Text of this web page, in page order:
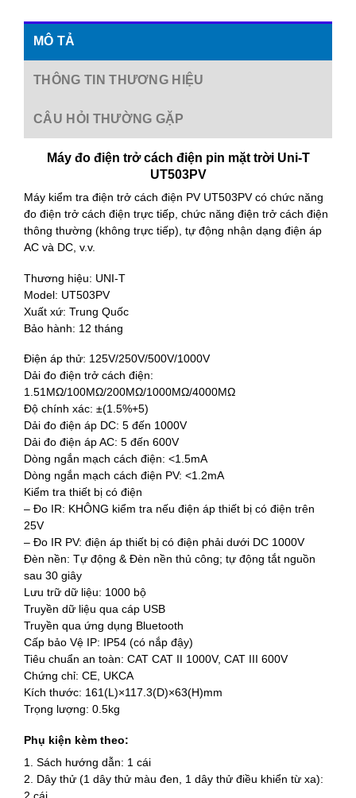
MÔ TẢ
THÔNG TIN THƯƠNG HIỆU
CÂU HỎI THƯỜNG GẶP
Máy đo điện trở cách điện pin mặt trời Uni-T
UT503PV
Máy kiểm tra điện trở cách điện PV UT503PV có chức năng
đo điện trở cách điện trực tiếp, chức năng điện trở cách điện
thông thường (không trực tiếp), tự động nhận dạng điện áp
AC và DC, v.v.
Thương hiệu: UNI-T
Model: UT503PV
Xuất xứ: Trung Quốc
Bảo hành: 12 tháng
Điện áp thử: 125V/250V/500V/1000V
Dải đo điện trở cách điện:
1.51MΩ/100MΩ/200MΩ/1000MΩ/4000MΩ
Độ chính xác: ±(1.5%+5)
Dải đo điện áp DC: 5 đến 1000V
Dải đo điện áp AC: 5 đến 600V
Dòng ngắn mạch cách điện: <1.5mA
Dòng ngắn mạch cách điện PV: <1.2mA
Kiểm tra thiết bị có điện
– Đo IR: KHÔNG kiểm tra nếu điện áp thiết bị có điện trên
25V
– Đo IR PV: điện áp thiết bị có điện phải dưới DC 1000V
Đèn nền: Tự động & Đèn nền thủ công; tự động tắt nguồn
sau 30 giây
Lưu trữ dữ liệu: 1000 bộ
Truyền dữ liệu qua cáp USB
Truyền qua ứng dụng Bluetooth
Cấp bảo Vệ IP: IP54 (có nắp đậy)
Tiêu chuẩn an toàn: CAT CAT II 1000V, CAT III 600V
Chứng chỉ: CE, UKCA
Kích thước: 161(L)×117.3(D)×63(H)mm
Trọng lượng: 0.5kg
Phụ kiện kèm theo:
1. Sách hướng dẫn: 1 cái
2. Dây thử (1 dây thử màu đen, 1 dây thử điều khiển từ xa):